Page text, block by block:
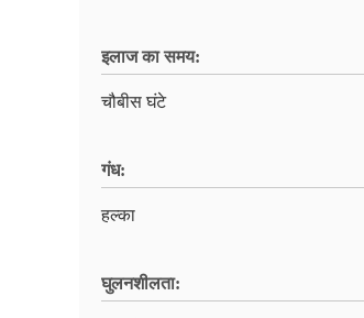
इलाज का समय:
चौबीस घंटे
गंध:
हल्का
घुलनशीलता: